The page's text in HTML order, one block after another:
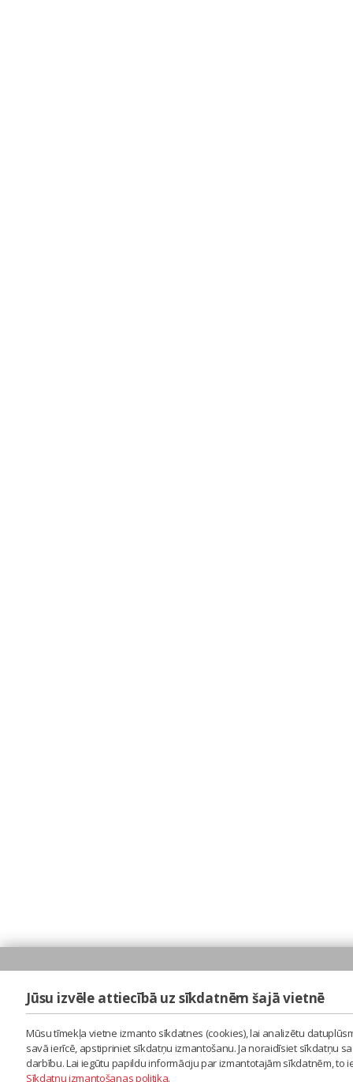
Jūsu izvēle attiecībā uz sīkdatnēm šajā vietnē
Mūsu tīmekļa vietne izmanto sīkdatnes (cookies), lai analizētu
savā ierīcē, apstipriniet sīkdatņu izmantošanu. Ja noraidīsiet sīkdatņu
darbību. Lai iegūtu papildu informāciju par izmantotajām sīkdatnēm,
Sīkdatņu izmantošanas politika.